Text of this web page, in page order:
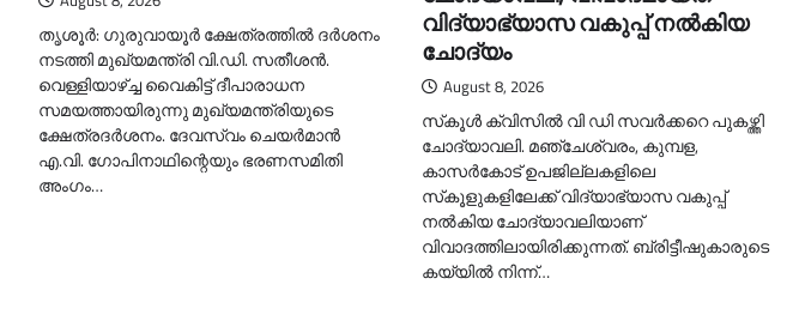
തൃശൂർ: ഗുരുവായൂർ ക്ഷേത്രത്തില്‍ ദർശനം
നടത്തി മുഖ്യമന്ത്രി വി.ഡി. സതീശൻ.
വെള്ളിയാഴ്ച്ച വൈകിട്ട് ദീപാരാധന
സമയത്തായിരുന്നു മുഖ്യമന്ത്രിയുടെ
ക്ഷേത്രദർശനം. ദേവസ്വം ചെയർമാൻ
എ.വി. ഗോപിനാഥിന്റെയും ഭരണസമിതി
അംഗം…
വിദ്യാഭ്യാസ വകുപ്പ് നല്‍കിയ
ചോദ്യം
August 8, 2026
സ്‌കൂള്‍ ക്വിസില്‍ വി ഡി സവര്‍ക്കറെ പുകഴ്ത്തി
ചോദ്യാവലി. മഞ്ചേശ്വരം, കുമ്പള,
കാസര്‍കോട് ഉപജില്ലകളിലെ
സ്‌കൂളുകളിലേക്ക് വിദ്യാഭ്യാസ വകുപ്പ്
നല്‍കിയ ചോദ്യാവലിയാണ്
വിവാദത്തിലായിരിക്കുന്നത്. ബ്രിട്ടീഷുകാരുടെ
കയ്യില്‍ നിന്ന്…